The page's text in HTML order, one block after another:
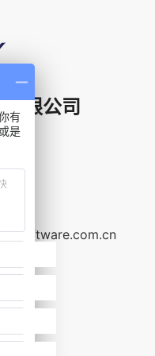
限公司
有
是